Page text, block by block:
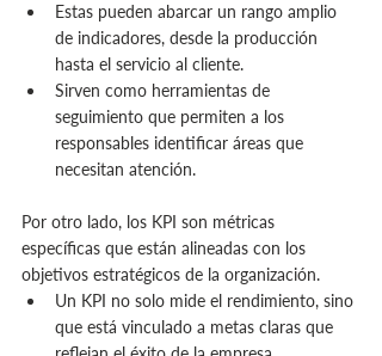
Estas pueden abarcar un rango amplio
de indicadores, desde la producción
hasta el servicio al cliente.
Sirven como herramientas de
seguimiento que permiten a los
responsables identificar áreas que
necesitan atención.
Por otro lado, los KPI son métricas
específicas que están alineadas con los
objetivos estratégicos de la organización.
Un KPI no solo mide el rendimiento, sino
que está vinculado a metas claras que